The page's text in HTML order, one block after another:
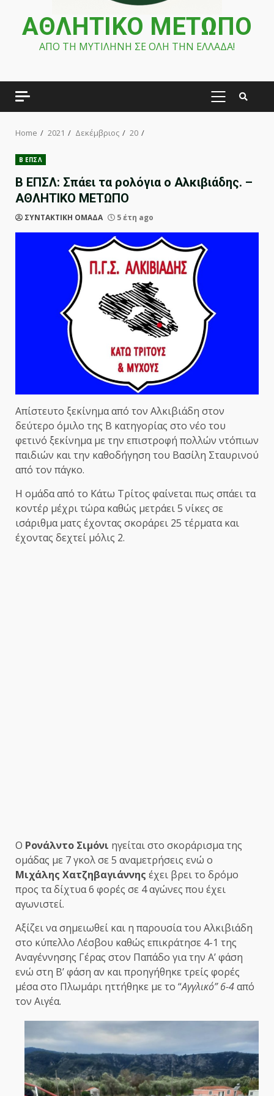
ΑΘΛΗΤΙΚΟ ΜΕΤΩΠΟ
ΑΠΟ ΤΗ ΜΥΤΙΛΗΝΗ ΣΕ ΟΛΗ ΤΗΝ ΕΛΛΑΔΑ!
PRIMARY
Home 2021 Δεκέμβριος 20
Β ΕΠΣΛ
Β ΕΠΣΛ: Σπάει τα ρολόγια ο Αλκιβιάδης. –
ΑΘΛΗΤΙΚΟ ΜΕΤΩΠΟ
ΣΥΝΤΑΚΤΙΚΗ ΟΜΑΔΑ 5 έτη ago
Απίστευτο ξεκίνημα από τον Αλκιβιάδη στον
δεύτερο όμιλο της Β κατηγορίας στο νέο του
φετινό ξεκίνημα με την επιστροφή πολλών ντόπιων
παιδιών και την καθοδήγηση του Βασίλη Σταυρινού
από τον πάγκο.
Η ομάδα από το Κάτω Τρίτος φαίνεται πως σπάει τα
κοντέρ μέχρι τώρα καθώς μετράει 5 νίκες σε
ισάριθμα ματς έχοντας σκοράρει 25 τέρματα και
έχοντας δεχτεί μόλις 2.
Ο Ρονάλντο Σιμόνι ηγείται στο σκοράρισμα της
ομάδας με 7 γκολ σε 5 αναμετρήσεις ενώ ο
Μιχάλης Χατζηβαγιάννης έχει βρει το δρόμο
προς τα δίχτυα 6 φορές σε 4 αγώνες που έχει
αγωνιστεί.
Αξίζει να σημειωθεί και η παρουσία του Αλκιβιάδη
στο κύπελλο Λέσβου καθώς επικράτησε 4-1 της
Αναγέννησης Γέρας στον Παπάδο για την Α’ φάση
ενώ στη Β’ φάση αν και προηγήθηκε τρείς φορές
μέσα στο Πλωμάρι ηττήθηκε με το “Αγγλικό” 6-4από
τον Αιγέα.